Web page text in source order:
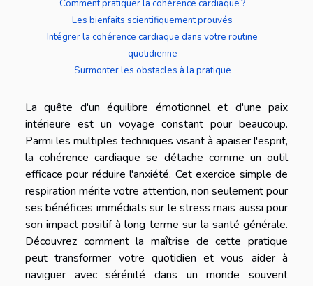
Comment pratiquer la cohérence cardiaque ?
Les bienfaits scientifiquement prouvés
Intégrer la cohérence cardiaque dans votre routine
quotidienne
Surmonter les obstacles à la pratique
La quête d'un équilibre émotionnel et d'une paix
intérieure est un voyage constant pour beaucoup.
Parmi les multiples techniques visant à apaiser l'esprit,
la cohérence cardiaque se détache comme un outil
efficace pour réduire l'anxiété. Cet exercice simple de
respiration mérite votre attention, non seulement pour
ses bénéfices immédiats sur le stress mais aussi pour
son impact positif à long terme sur la santé générale.
Découvrez comment la maîtrise de cette pratique
peut transformer votre quotidien et vous aider à
naviguer avec sérénité dans un monde souvent